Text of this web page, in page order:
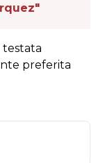
testata
preferita